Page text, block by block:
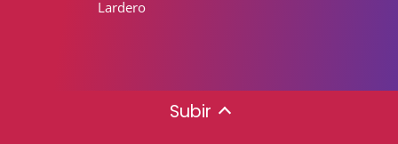
Lardero
Subir